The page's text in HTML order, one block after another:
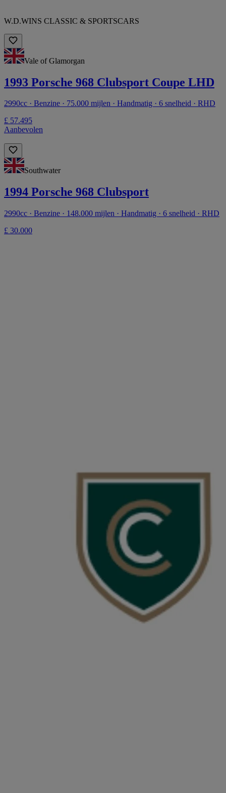
W.D.WINS CLASSIC & SPORTSCARS
Vale of Glamorgan
1993 Porsche 968 Clubsport Coupe LHD
2990cc · Benzine · 75.000 mijlen · Handmatig · 6 snelheid · RHD
£ 57.495
Aanbevolen
Southwater
1994 Porsche 968 Clubsport
2990cc · Benzine · 148.000 mijlen · Handmatig · 6 snelheid · RHD
£ 30.000